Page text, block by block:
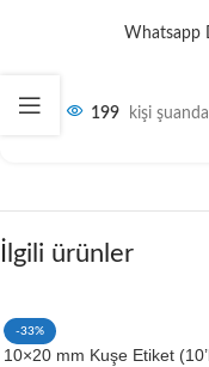
Whatsapp
199 kişi
İlgili ürünler
-33%
10×20 mm Kuşe Etiket